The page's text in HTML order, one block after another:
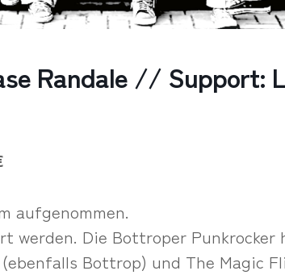
Randale // Support:
aufgenommen.
werden. Die Bottroper Punkrocker
Bottrop) und The Magic